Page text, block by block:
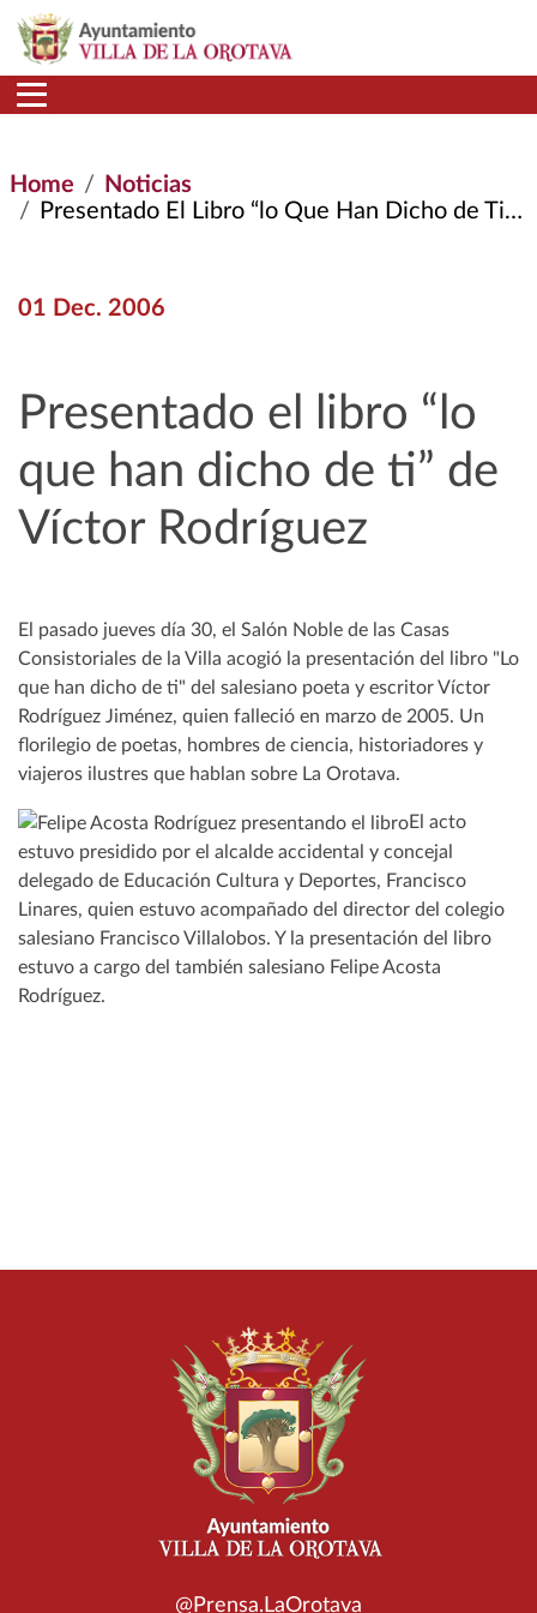
Skip to main content
Home
Noticias
Presentado El Libro “lo Que Han Dicho de Ti” de Víctor Rodríguez
01 Dec. 2006
Presentado el libro “lo
que han dicho de ti” de
Víctor Rodríguez
El pasado jueves día 30, el Salón Noble de las Casas
Consistoriales de la Villa acogió la presentación del libro "Lo
que han dicho de ti" del salesiano poeta y escritor Víctor
Rodríguez Jiménez, quien falleció en marzo de 2005. Un
florilegio de poetas, hombres de ciencia, historiadores y
viajeros ilustres que hablan sobre La Orotava.
El acto
estuvo presidido por el alcalde accidental y concejal
delegado de Educación Cultura y Deportes, Francisco
Linares, quien estuvo acompañado del director del colegio
salesiano Francisco Villalobos. Y la presentación del libro
estuvo a cargo del también salesiano Felipe Acosta
Rodríguez.
@Prensa.LaOrotava